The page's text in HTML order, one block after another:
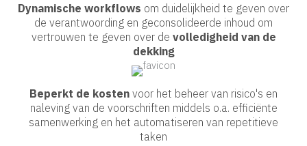
Dynamische workflows om duidelijkheid te geven over
de verantwoording en geconsolideerde inhoud om
vertrouwen te geven over de volledigheid van de
dekking
Beperkt de kosten voor het beheer van risico's en
naleving van de voorschriften middels o.a. efficiënte
samenwerking en het automatiseren van repetitieve
taken